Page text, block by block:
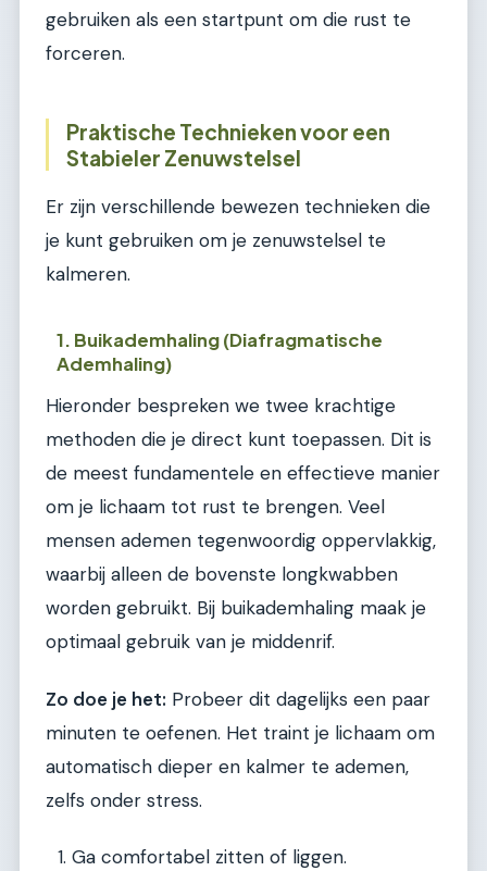
gebruiken als een startpunt om die rust te
forceren.
Praktische Technieken voor een
Stabieler Zenuwstelsel
Er zijn verschillende bewezen technieken die
je kunt gebruiken om je zenuwstelsel te
kalmeren.
1. Buikademhaling (Diafragmatische
Ademhaling)
Hieronder bespreken we twee krachtige
methoden die je direct kunt toepassen. Dit is
de meest fundamentele en effectieve manier
om je lichaam tot rust te brengen. Veel
mensen ademen tegenwoordig oppervlakkig,
waarbij alleen de bovenste longkwabben
worden gebruikt. Bij buikademhaling maak je
optimaal gebruik van je middenrif.
Zo doe je het: Probeer dit dagelijks een paar
minuten te oefenen. Het traint je lichaam om
automatisch dieper en kalmer te ademen,
zelfs onder stress.
Ga comfortabel zitten of liggen.